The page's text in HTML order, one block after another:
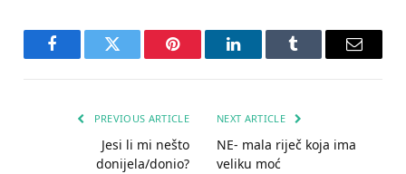
FacebookTwitter Pinterest LinkedInTumblr Email
PREVIOUS ARTICLE
Jesi li mi nešto
donijela/donio?
NEXT ARTICLE
NE- mala riječ koja ima
veliku moć